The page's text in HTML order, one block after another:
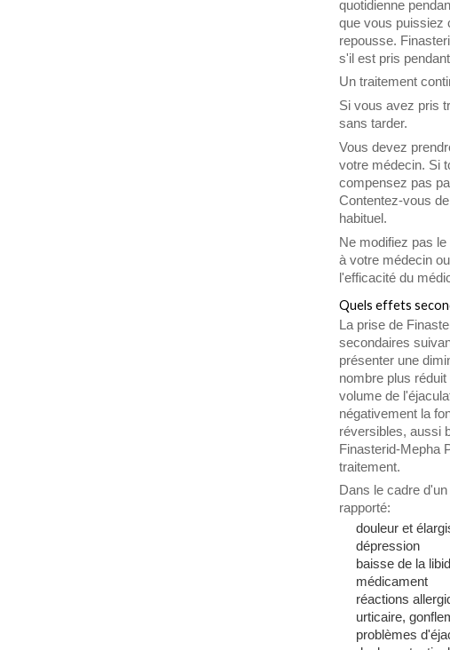
quotidienne
que vous puissiez
repousse.
s'il est pris
Un traitement
Si vous avez pris
sans tarder.
Vous devez
votre médecin. Si
compensez pas
Contentez-vous
habituel.
Ne modifiez pas
à votre médecin
l'efficacité du
Quels effets
La prise de
secondaires
présenter une
nombre plus
volume de
négativement la
réversibles, aussi
Finasterid-Mepha
traitement.
Dans le cadre
rapporté:
douleur et
dépression
baisse de la
médicament
réactions
urticaire,
problèmes